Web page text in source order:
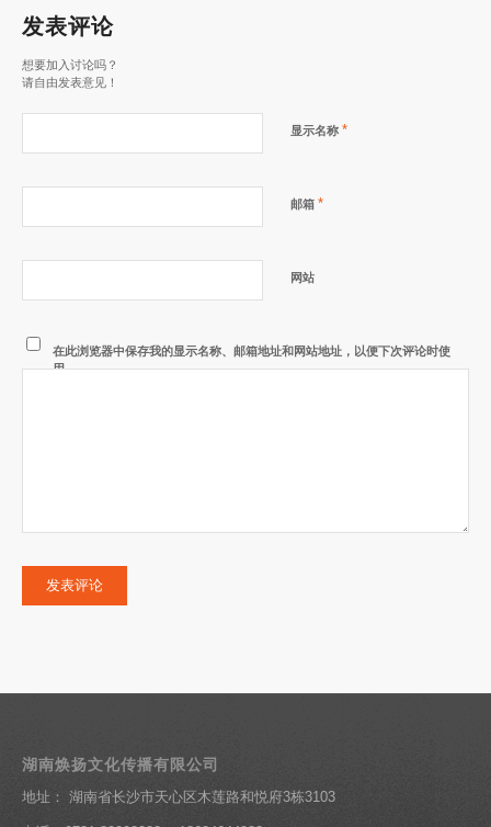
发表评论
想要加入讨论吗？
请自由发表意见！
显示名称 *
邮箱 *
网站
在此浏览器中保存我的显示名称、邮箱地址和网站地址，以便下次评论时使
用。
湖南焕扬文化传播有限公司
地址： 湖南省长沙市天心区木莲路和悦府3栋3103